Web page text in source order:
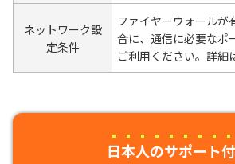
ネットワーク設
定条件
ファイヤーウォールが
合に、通信に必要なポ
ご利用ください。詳細
日本人のサポート